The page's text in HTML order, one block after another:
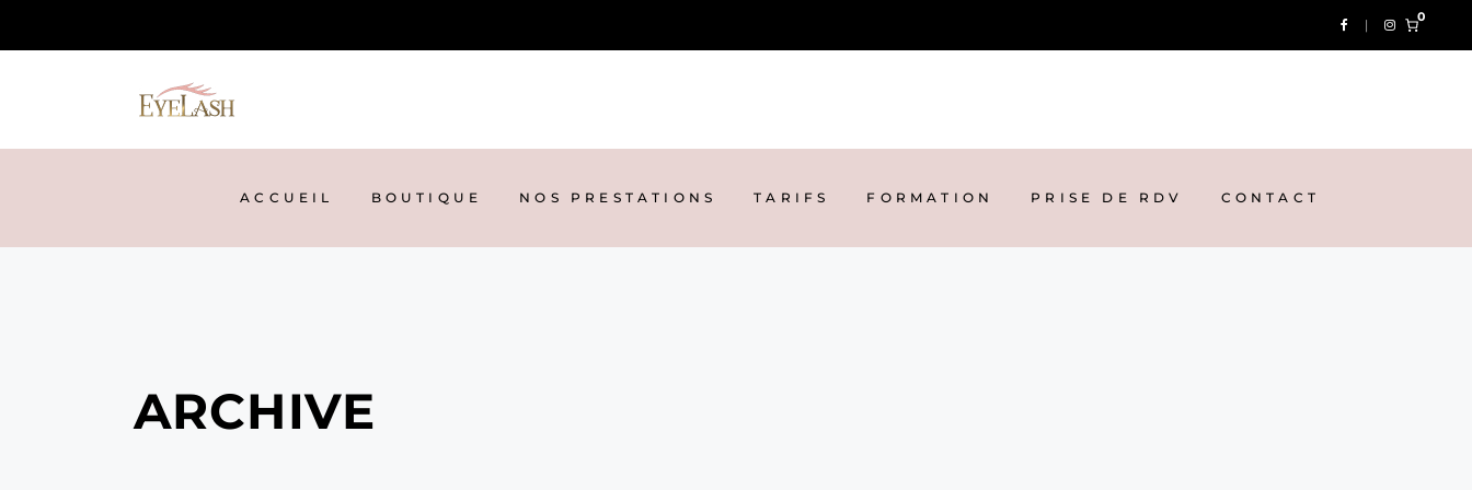
0
ACCUEIL BOUTIQUE NOS PRESTATIONS TARIFS FORMATION PRISE DE RDV CONTACT
ARCHIVE